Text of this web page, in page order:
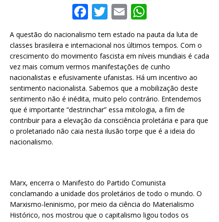
F
a
c
e
b
o
o
k
T
w
it
te
r
E
m
ai
l
h
at
s
A
p
p
A questão do nacionalismo tem estado na pauta da luta de
classes brasileira e internacional nos últimos tempos. Com o
crescimento do movimento fascista em níveis mundiais é cada
vez mais comum vermos manifestações de cunho
nacionalistas e efusivamente ufanistas. Há um incentivo ao
sentimento nacionalista. Sabemos que a mobilização deste
sentimento não é inédita, muito pelo contrário. Entendemos
que é importante “destrinchar” essa mitologia, a fim de
contribuir para a elevação da consciência proletária e para que
o proletariado não caia nesta ilusão torpe que é a ideia do
nacionalismo.
Marx, encerra o Manifesto do Partido Comunista
conclamando a unidade dos proletários de todo o mundo. O
Marxismo-leninismo, por meio da ciência do Materialismo
Histórico, nos mostrou que o capitalismo ligou todos os